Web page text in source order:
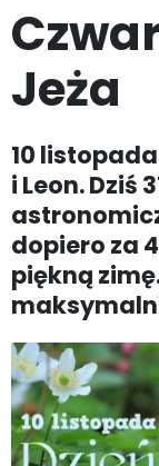
Jeża
10
i Leon. Dziś
dopiero za
piękną